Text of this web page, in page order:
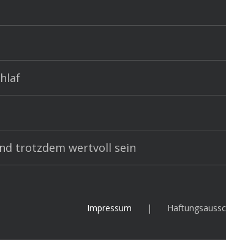
trotzdem wertvoll sein
Impressum